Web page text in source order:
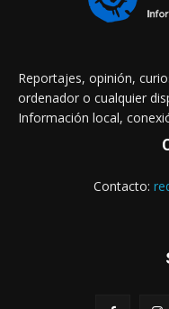
Reportajes, opinión,
ordenador o cualquier
Información local,
Contacto: